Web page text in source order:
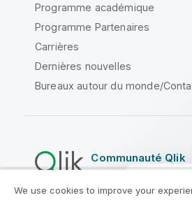
Programme académique
Programme Partenaires
Carrières
Dernières nouvelles
Bureaux autour du monde/
Communauté Qlik
Contrats juridiques
We use cookies to improve your